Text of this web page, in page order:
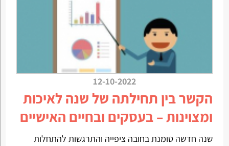
12-10-2022
הקשר בין תחילתה של שנה לאיכות
ומצוינות – בעסקים ובחיים האישיים
שנה חדשה טומנת בחובה ציפייה והתרגשות להתחלות